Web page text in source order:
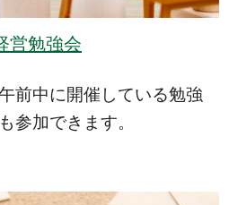
営勉強会
前中に開催している勉強
参加できます。